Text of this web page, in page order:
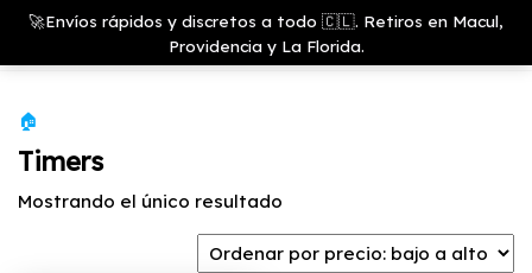
Saltar
contenido
🚀Envíos rápidos y discretos a todo 🇨🇱. Retiros en Macul,
Providencia y La Florida.
Growshop
& LED
Store
🏠
Timers
Mostrando el único resultado